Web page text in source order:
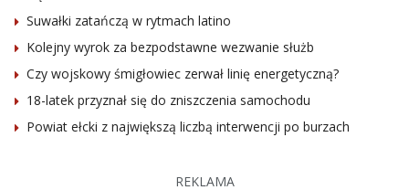
Suwałki zatańczą w rytmach latino
Kolejny wyrok za bezpodstawne wezwanie służb
Czy wojskowy śmigłowiec zerwał linię energetyczną?
18-latek przyznał się do zniszczenia samochodu
Powiat ełcki z największą liczbą interwencji po burzach
REKLAMA